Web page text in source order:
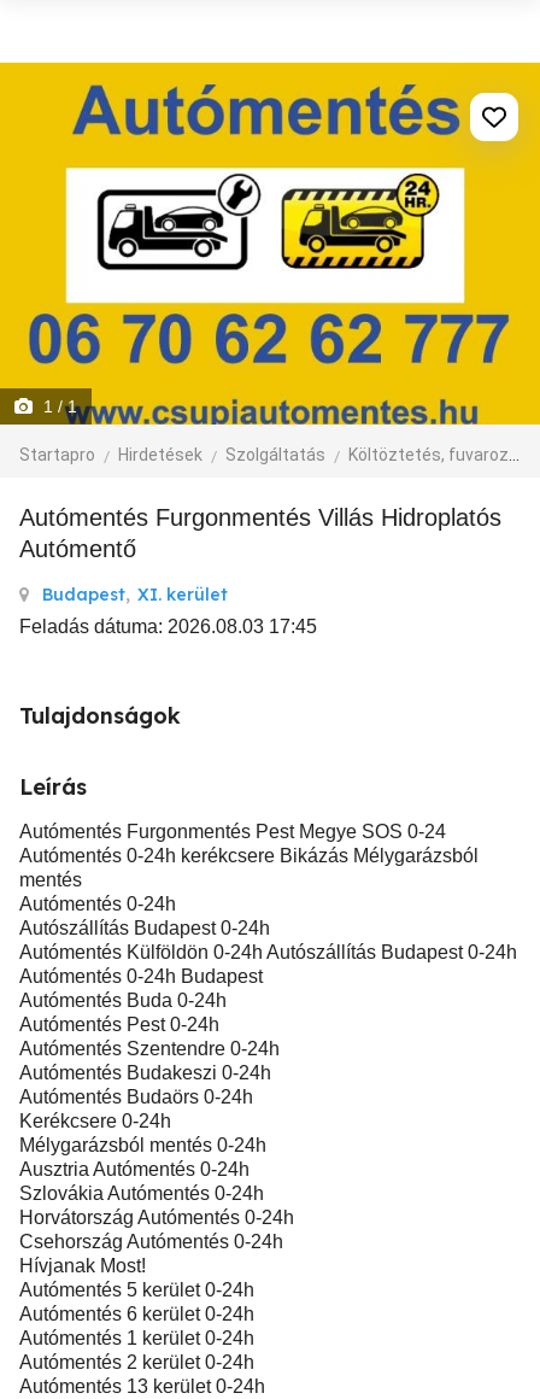
1 / 1
Startapro Hirdetések Szolgáltatás Költöztetés, fuvarozás, járműbérlés
Autómentés Furgonmentés Villás Hidroplatós
Autómentő
Budapest, XI. kerület
Feladás dátuma: 2026.08.03 17:45
Tulajdonságok
Leírás
Autómentés Furgonmentés Pest Megye SOS 0-24
Autómentés 0-24h kerékcsere Bikázás Mélygarázsból
mentés
Autómentés 0-24h
Autószállítás Budapest 0-24h
Autómentés Külföldön 0-24h Autószállítás Budapest 0-24h
Autómentés 0-24h Budapest
Autómentés Buda 0-24h
Autómentés Pest 0-24h
Autómentés Szentendre 0-24h
Autómentés Budakeszi 0-24h
Autómentés Budaörs 0-24h
Kerékcsere 0-24h
Mélygarázsból mentés 0-24h
Ausztria Autómentés 0-24h
Szlovákia Autómentés 0-24h
Horvátország Autómentés 0-24h
Csehország Autómentés 0-24h
Hívjanak Most!
Autómentés 5 kerület 0-24h
Autómentés 6 kerület 0-24h
Autómentés 1 kerület 0-24h
Autómentés 2 kerület 0-24h
Autómentés 13 kerület 0-24h